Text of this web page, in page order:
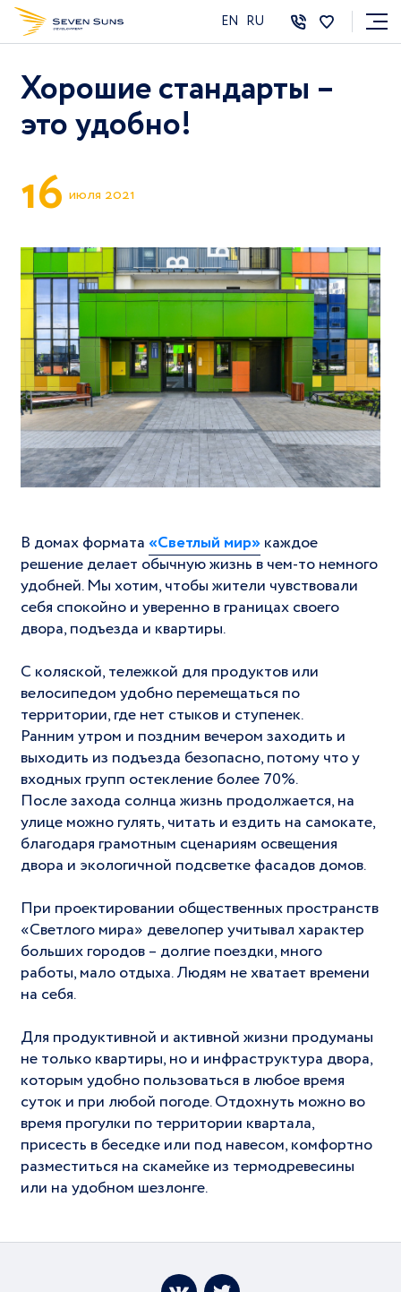
EN RU
Хорошие стандарты –
это удобно!
16 июля 2021
В домах формата«Светлый мир»каждое
решение делает обычную жизнь в чем-то немного
удобней. Мы хотим, чтобы жители чувствовали
себя спокойно и уверенно в границах своего
двора, подъезда и квартиры.
С коляской, тележкой для продуктов или
велосипедом удобно перемещаться по
территории, где нет стыков и ступенек.
Ранним утром и поздним вечером заходить и
выходить из подъезда безопасно, потому что у
входных групп остекление более 70%.
После захода солнца жизнь продолжается, на
улице можно гулять, читать и ездить на самокате,
благодаря грамотным сценариям освещения
двора и экологичной подсветке фасадов домов.
При проектировании общественных пространств
«Светлого мира» девелопер учитывал характер
больших городов – долгие поездки, много
работы, мало отдыха. Людям не хватает времени
на себя.
Для продуктивной и активной жизни продуманы
не только квартиры, но и инфраструктура двора,
которым удобно пользоваться в любое время
суток и при любой погоде. Отдохнуть можно во
время прогулки по территории квартала,
присесть в беседке или под навесом, комфортно
разместиться на скамейке из термодревесины
или на удобном шезлонге.